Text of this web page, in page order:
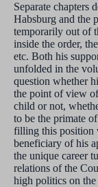
Separate chapters
Habsburg and the
temporarily out of
inside the order,
etc. Both his
unfolded in the
question whether
the point of view
child or not,
to be the primate
filling this position
beneficiary of his
the unique career
relations of the
high politics on the